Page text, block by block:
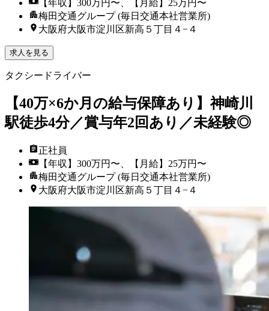
【年収】300万円〜、【月給】25万円〜
梅田交通グループ (毎日交通本社営業所)
大阪府大阪市淀川区新高５丁目４−４
求人を見る
タクシードライバー
【40万×6か月の給与保障あり】神崎川
駅徒歩4分／賞与年2回あり／未経験◎
正社員
【年収】300万円〜、【月給】25万円〜
梅田交通グループ (毎日交通本社営業所)
大阪府大阪市淀川区新高５丁目４−４